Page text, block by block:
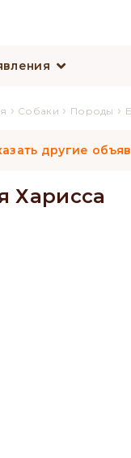
› Собаки › Породы ›
другие
Харисса